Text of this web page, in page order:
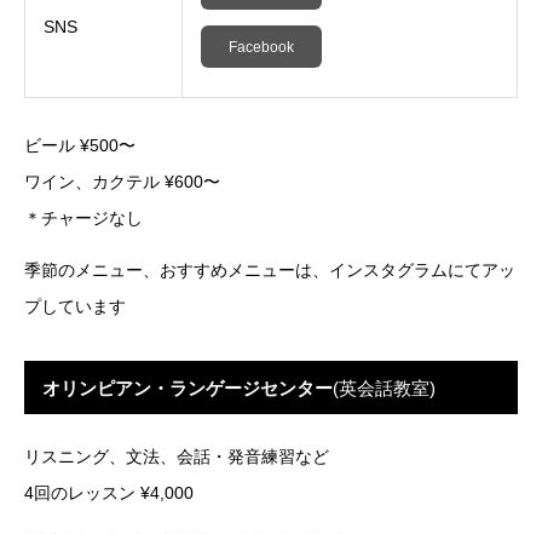
SNS
Facebook
ビール ¥500〜
ワイン、カクテル ¥600〜
＊チャージなし
季節のメニュー、おすすめメニューは、インスタグラムにてアッ
プしています
オリンピアン・ランゲージセンター(英会話教室)
リスニング、文法、会話・発音練習など
4回のレッスン ¥4,000